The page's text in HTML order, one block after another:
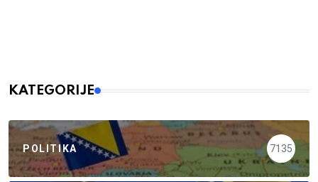
KATEGORIJE
POLITIKA 7135